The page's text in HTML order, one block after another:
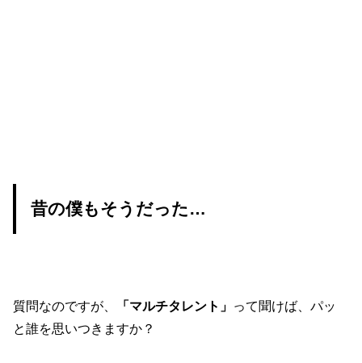
昔の僕もそうだった…
質問なのですが、 「マルチタレント」 って聞けば、パッ
と誰を思いつきますか？